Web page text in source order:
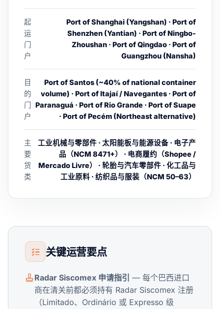
起
运
门
户
Port of Shanghai (Yangshan) · Port of
Shenzhen (Yantian) · Port of Ningbo-
Zhoushan · Port of Qingdao · Port of
Guangzhou (Nansha)
目
的
门
户
Port of Santos (~40% of national container
volume) · Port of Itajaí / Navegantes · Port of
Paranaguá · Port of Rio Grande · Port of Suape
· Port of Pecém (Northeast alternative)
主
要
货
类
工业机械与零部件 · 太阳能板与能源设备 · 电子产
品（NCM 8471+） · 电商履约（Shopee /
Mercado Livre） · 轮胎与汽车零部件 · 化工品与
工业原料 · 纺织品与服装（NCM 50–63）
关键运营要点
Radar Siscomex 申请指引 — 每个巴西进口
商在清关前都必须持有 Radar Siscomex 注册
（Limitado、Ordinário 或 Expresso 级